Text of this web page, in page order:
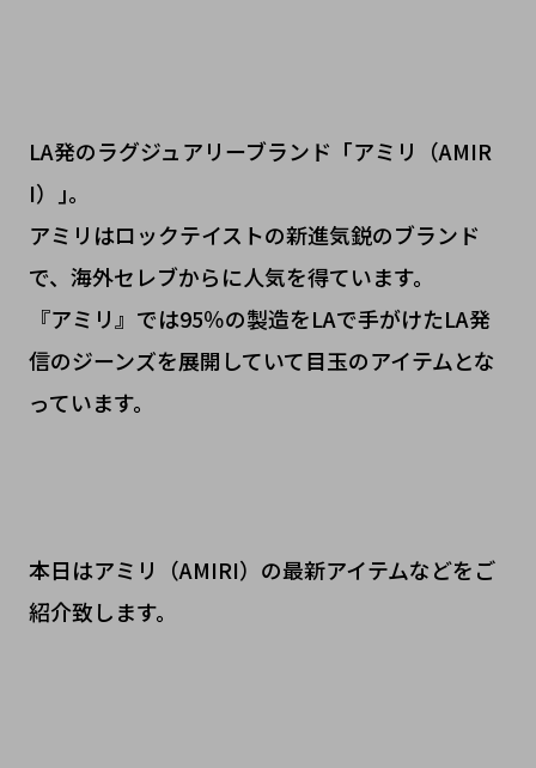
LA発のラグジュアリーブランド「アミリ（AMIR
I）｣。
アミリはロックテイストの新進気鋭のブランド
で、海外セレブからに人気を得ています。
『アミリ』では95％の製造をLAで手がけたLA発
信のジーンズを展開していて目玉のアイテムとな
っています。
本日はアミリ（AMIRI）の最新アイテムなどをご
紹介致します。